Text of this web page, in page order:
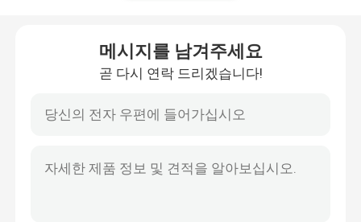
메시지를 남겨주세요
곧 다시 연락 드리겠습니다!